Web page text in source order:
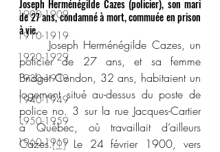
1900-1909
1910-1919
1920-1929
1930-1939
1940-1949
1950-1959
1960-1969
Joseph Herménégilde Cazes (policier), son mari
de 27 ans, condamné à mort, commuée en prison
à vie.
policier de 27 ans, et sa femme
Bridget Condon, 32 ans, habitaient un
logement situé au-dessus du poste de
police no. 3 sur la rue Jacques-Cartier
à Québec, où travaillait d’ailleurs
Cazes.[1] Le 24 février 1900, vers